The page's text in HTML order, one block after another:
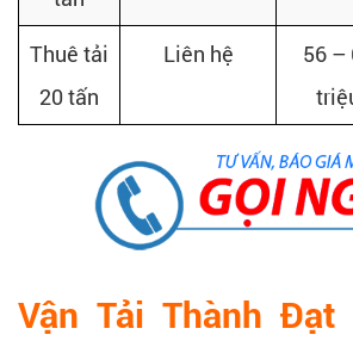
Thuê tải
20 tấn
Liên hệ
56 –
Vận Tải Thành